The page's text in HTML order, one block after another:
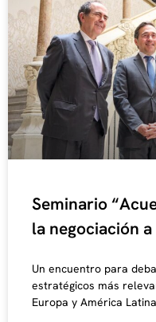
Seminario
la negociación
Un encuentro para
estratégicos más
Europa y América